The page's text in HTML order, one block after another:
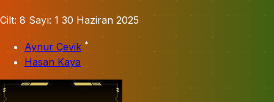
Cilt: 8 Sayı: 1 30 Haziran 2025
Aynur Çevik *
Hasan Kaya